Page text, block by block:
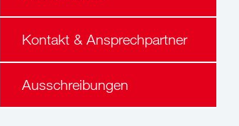
Kontakt & Ansprechpartner
Ausschreibungen